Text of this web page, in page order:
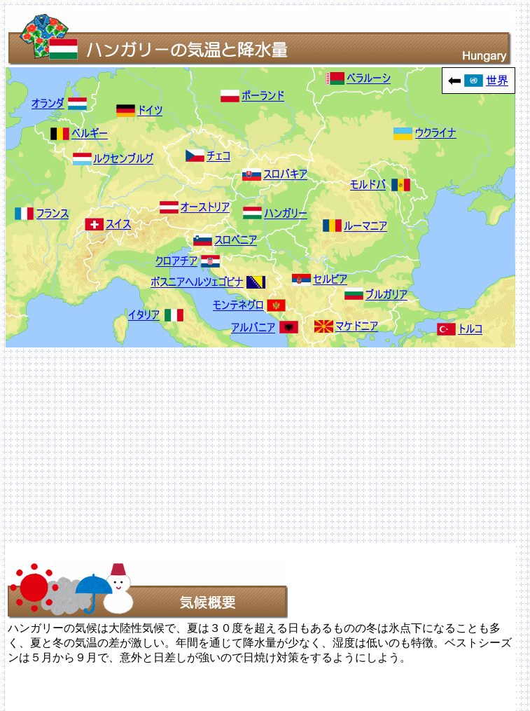
ハンガリーの気候は大陸性気候で、夏は３０度を超える日もあるものの冬は氷点下になることも多
く、夏と冬の気温の差が激しい。年間を通じて降水量が少なく、湿度は低いのも特徴。ベストシーズ
ンは５月から９月で、意外と日差しが強いので日焼け対策をするようにしよう。